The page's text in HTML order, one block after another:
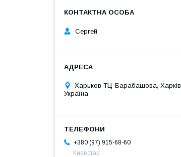
Сергей
Харьков ТЦ-Барабашова, Харків,
Україна
+380 (97) 915-68-60
Киевстар